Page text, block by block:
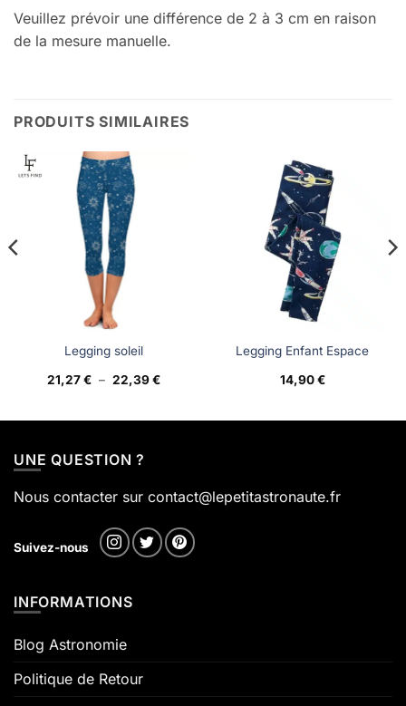
Veuillez prévoir une différence de 2 à 3 cm en raison
de la mesure manuelle.
PRODUITS SIMILAIRES
Legging soleil
21,27€ – 22,39€Plage
Legging Enfant Espace
14,90€
UNE QUESTION ?
Nous contacter sur contact@lepetitastronaute.fr
Suivez-nous
INFORMATIONS
Blog Astronomie
Politique de Retour